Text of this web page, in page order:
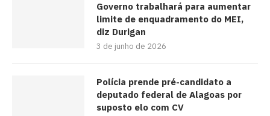
Governo trabalhará para aumentar
limite de enquadramento do MEI,
diz Durigan
3 de junho de 2026
Polícia prende pré-candidato a
deputado federal de Alagoas por
suposto elo com CV